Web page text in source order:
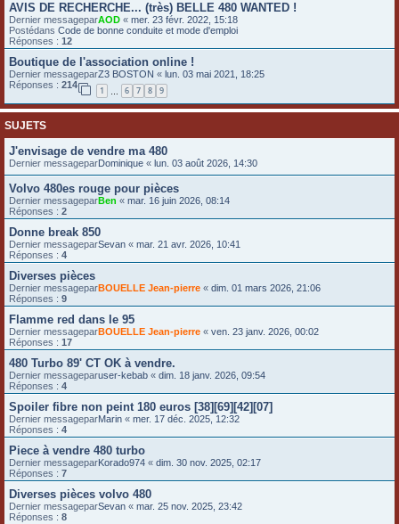
AVIS DE RECHERCHE... (très) BELLE 480 WANTED !
Dernier messageparAOD « mer. 23 févr. 2022, 15:18
Postédans Code de bonne conduite et mode d'emploi
Réponses : 12
Boutique de l'association online !
Dernier messageparZ3 BOSTON « lun. 03 mai 2021, 18:25
Réponses : 214
1 … 6 7 8 9
SUJETS
J'envisage de vendre ma 480
Dernier messageparDominique « lun. 03 août 2026, 14:30
Volvo 480es rouge pour pièces
Dernier messageparBen « mar. 16 juin 2026, 08:14
Réponses : 2
Donne break 850
Dernier messageparSevan « mar. 21 avr. 2026, 10:41
Réponses : 4
Diverses pièces
Dernier messageparBOUELLE Jean-pierre « dim. 01 mars 2026, 21:06
Réponses : 9
Flamme red dans le 95
Dernier messageparBOUELLE Jean-pierre « ven. 23 janv. 2026, 00:02
Réponses : 17
480 Turbo 89' CT OK à vendre.
Dernier messageparuser-kebab « dim. 18 janv. 2026, 09:54
Réponses : 4
Spoiler fibre non peint 180 euros [38][69][42][07]
Dernier messageparMarin « mer. 17 déc. 2025, 12:32
Réponses : 4
Piece à vendre 480 turbo
Dernier messageparKorado974 « dim. 30 nov. 2025, 02:17
Réponses : 7
Diverses pièces volvo 480
Dernier messageparSevan « mar. 25 nov. 2025, 23:42
Réponses : 8